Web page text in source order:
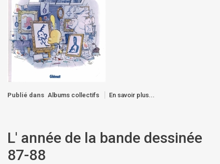
Publié dans Albums collectifs En savoir plus...
L' année de la bande dessinée
87-88